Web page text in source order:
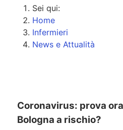
Sei qui:
Home
Infermieri
News e Attualità
Coronavirus: prova
Bologna a rischio?